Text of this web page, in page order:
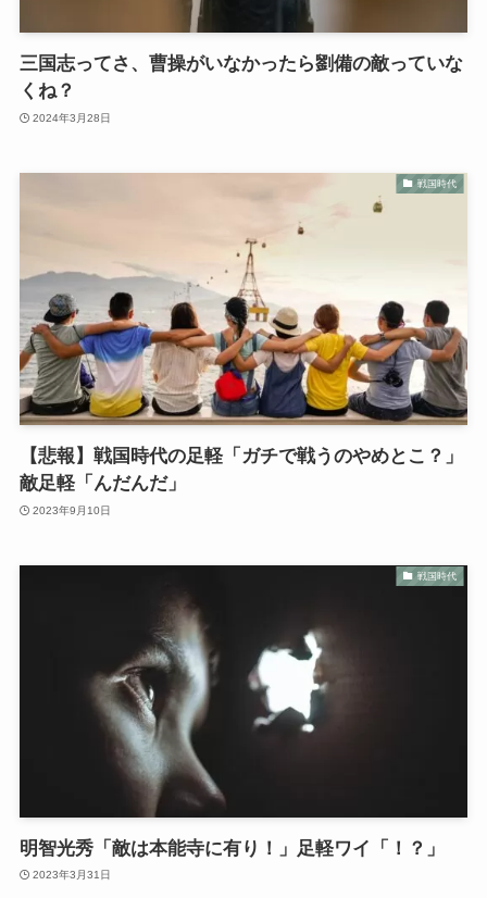
三国志ってさ、曹操がいなかったら劉備の敵っていな
くね？
2024年3月28日
戦国時代
【悲報】戦国時代の足軽「ガチで戦うのやめとこ？」
敵足軽「んだんだ」
2023年9月10日
戦国時代
明智光秀「敵は本能寺に有り！」足軽ワイ「！？」
2023年3月31日